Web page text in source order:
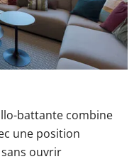
battante combine
une position
ouvrir